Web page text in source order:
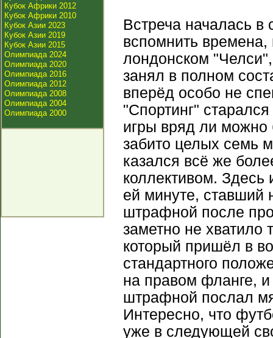
Кубок Африки 2012
Кубок Африки 2010
Кубок Азии 2023
Кубок Азии 2019
Кубок Азии 2015
Олимпиада 2024
Олимпиада 2020
Олимпиада 2016
Олимпиада 2012
Олимпиада 2008
Олимпиада 2004
Олимпиада 2000
Встреча началась в
вспомнить времена,
лондонском
занял в полном
вперёд особо не
"Спортинг"
игры вряд ли можно
забито целых семь
казался всё же
коллективом.
ей минуте, ставший
штрафной после
заметно не хватило
который пришёл в
стандартного
на правом фланге,
штрафной послал
Интересно, что
уже в следующей